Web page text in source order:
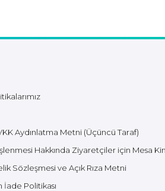
Aydınlatma Metni (Üçüncü Taraf)
Hakkında Ziyaretçiler için Mesa
Sözleşmesi ve Açık Rıza Metni
Politikası